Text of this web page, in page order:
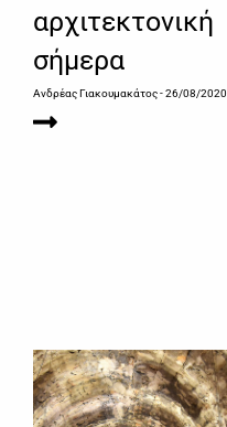
αρχιτεκτονική
σήμερα
Ανδρέας Γιακουμακάτος- 26/08/2020